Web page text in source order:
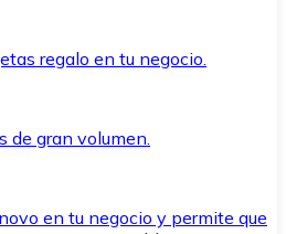
regalo en tu negocio.
de gran volumen.
en tu negocio y permite que